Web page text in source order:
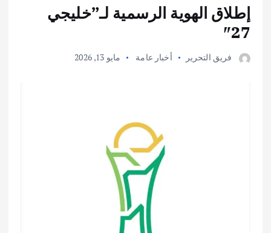
‎إطلاق الهوية الرسمية لـ”خليجي
27″
فريق التحرير أخبار عامة مايو 13, 2026